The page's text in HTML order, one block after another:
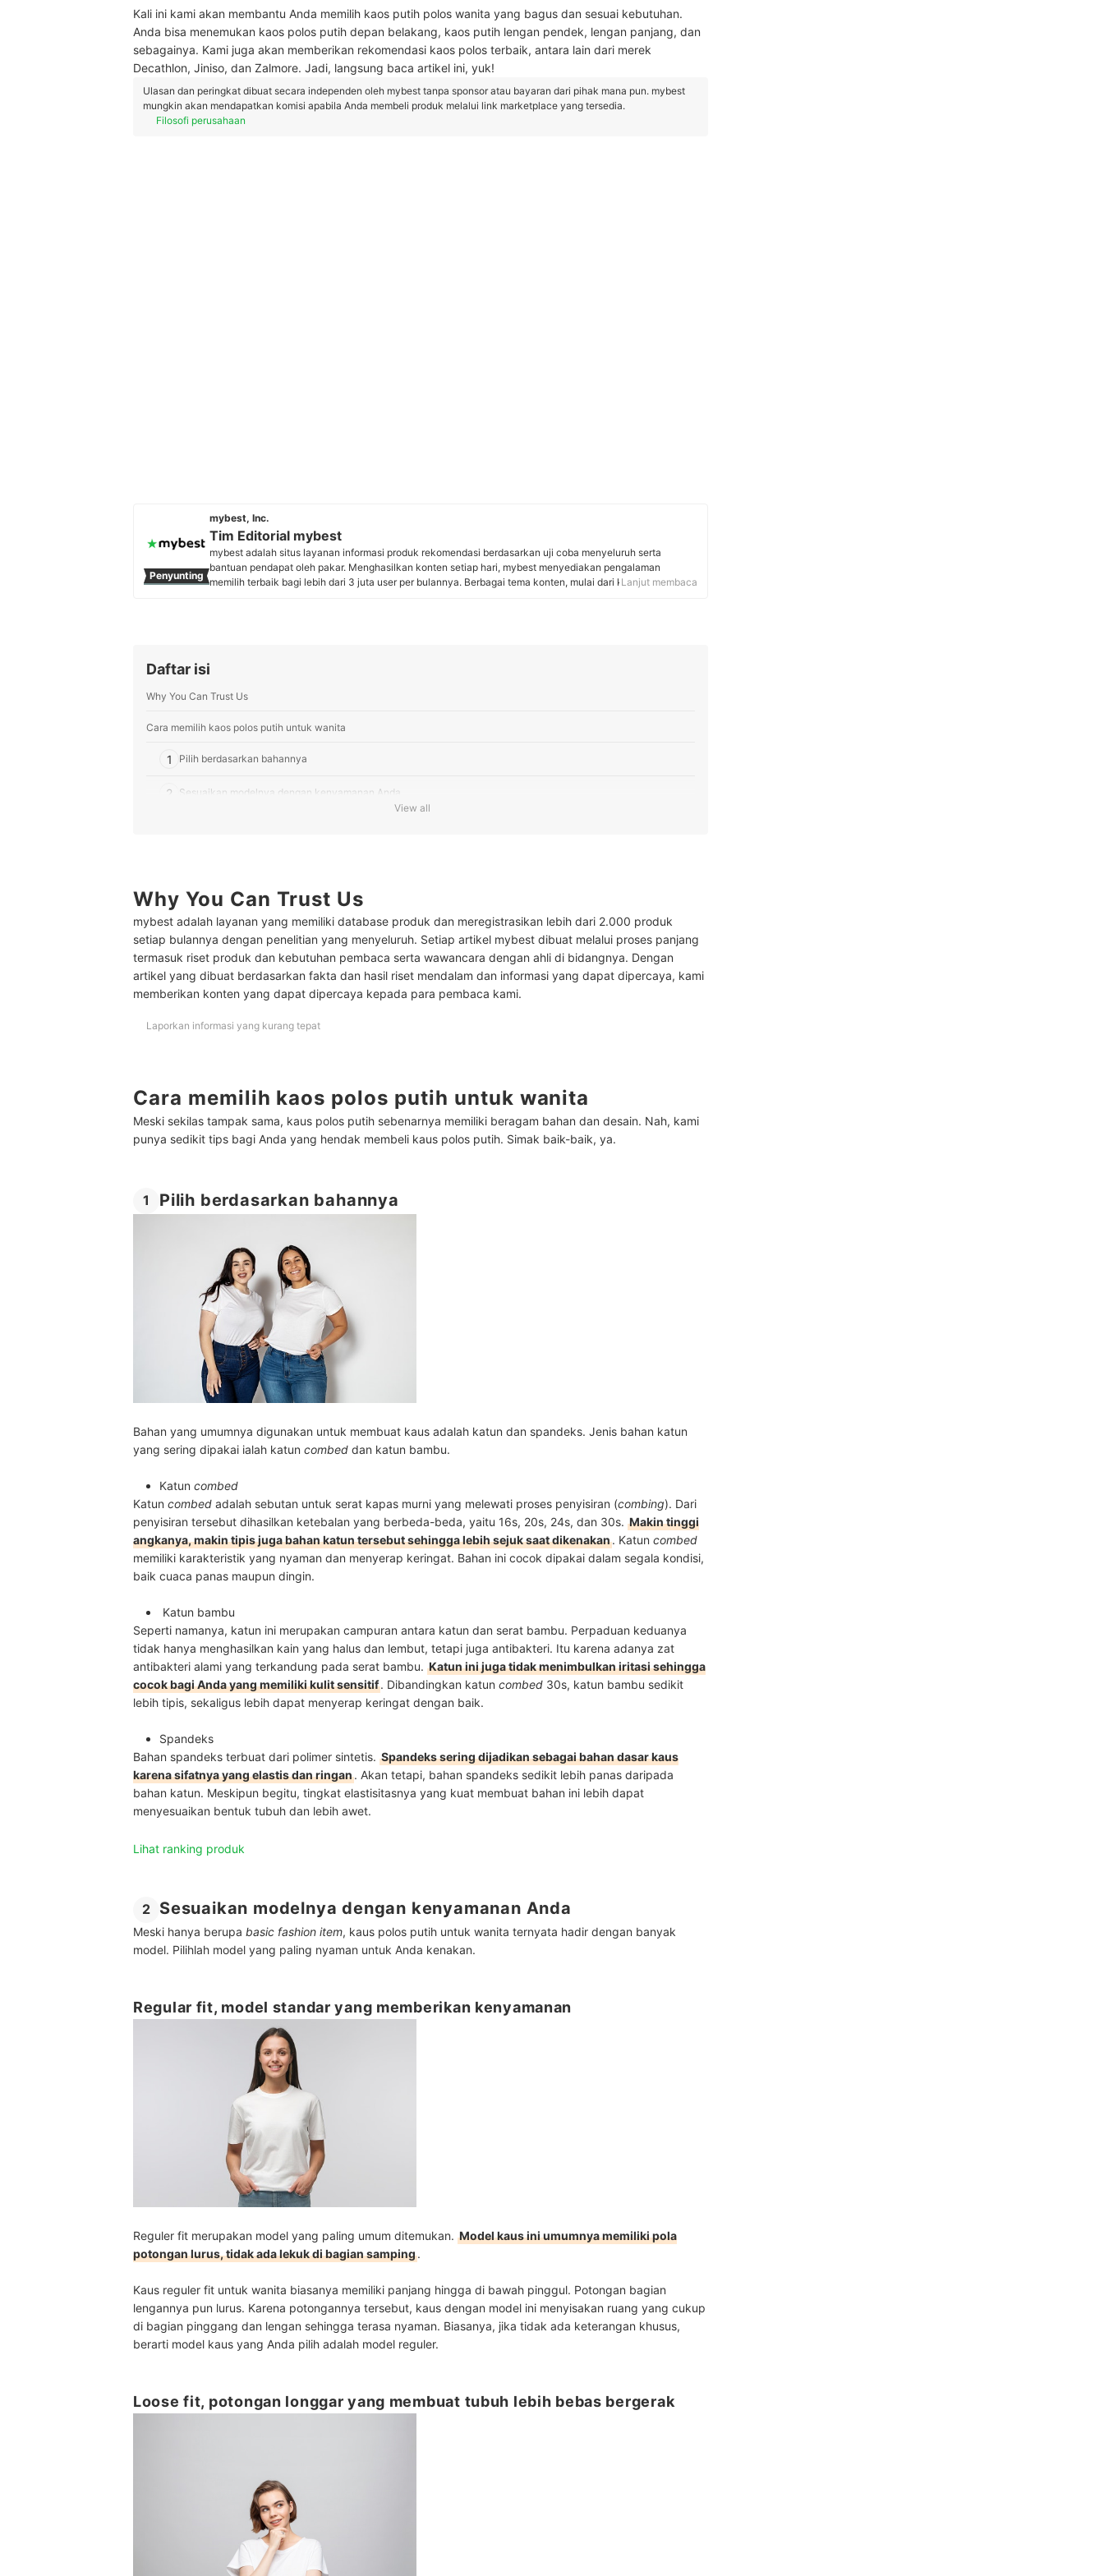
Kali ini kami akan membantu Anda memilih kaos putih polos wanita yang bagus dan sesuai kebutuhan.
Anda bisa menemukan kaos polos putih depan belakang, kaos putih lengan pendek, lengan panjang, dan
sebagainya. Kami juga akan memberikan rekomendasi kaos polos terbaik, antara lain dari merek
Decathlon, Jiniso, dan Zalmore. Jadi, langsung baca artikel ini, yuk!
Ulasan dan peringkat dibuat secara independen oleh mybest tanpa sponsor atau bayaran dari pihak mana pun. mybest
mungkin akan mendapatkan komisi apabila Anda membeli produk melalui link marketplace yang tersedia.
Filosofi perusahaan
Penyunting
mybest, Inc.
Tim Editorial mybest
mybest adalah situs layanan informasi produk rekomendasi berdasarkan uji coba menyeluruh serta
bantuan pendapat oleh pakar. Menghasilkan konten setiap hari, mybest menyediakan pengalaman
memilih terbaik bagi lebih dari 3 juta user per bulannya. Berbagai tema konten, mulai dari kosmetik,
Lanjut membaca
Daftar isi
Why You Can Trust Us
Cara memilih kaos polos putih untuk wanita
1 Pilih berdasarkan bahannya
2 Sesuaikan modelnya dengan kenyamanan Anda
Tips mix and match kaos polos putih
Baca juga rekomendasi berbagai atasan wanita lainnya di sini
View all
Why You Can Trust Us
mybest adalah layanan yang memiliki database produk dan meregistrasikan lebih dari 2.000 produk
setiap bulannya dengan penelitian yang menyeluruh. Setiap artikel mybest dibuat melalui proses panjang
termasuk riset produk dan kebutuhan pembaca serta wawancara dengan ahli di bidangnya. Dengan
artikel yang dibuat berdasarkan fakta dan hasil riset mendalam dan informasi yang dapat dipercaya, kami
memberikan konten yang dapat dipercaya kepada para pembaca kami.
Laporkan informasi yang kurang tepat
Cara memilih kaos polos putih untuk wanita
Meski sekilas tampak sama, kaus polos putih sebenarnya memiliki beragam bahan dan desain. Nah, kami
punya sedikit tips bagi Anda yang hendak membeli kaus polos putih. Simak baik-baik, ya.
1 Pilih berdasarkan bahannya
Bahan yang umumnya digunakan untuk membuat kaus adalah katun dan spandeks. Jenis bahan katun
yang sering dipakai ialah katun combed dan katun bambu.
Katun combed
Katun combed adalah sebutan untuk serat kapas murni yang melewati proses penyisiran (combing). Dari
penyisiran tersebut dihasilkan ketebalan yang berbeda-beda, yaitu 16s, 20s, 24s, dan 30s. Makin tinggi
angkanya, makin tipis juga bahan katun tersebut sehingga lebih sejuk saat dikenakan. Katun combed
memiliki karakteristik yang nyaman dan menyerap keringat. Bahan ini cocok dipakai dalam segala kondisi,
baik cuaca panas maupun dingin.
Katun bambu
Seperti namanya, katun ini merupakan campuran antara katun dan serat bambu. Perpaduan keduanya
tidak hanya menghasilkan kain yang halus dan lembut, tetapi juga antibakteri. Itu karena adanya zat
antibakteri alami yang terkandung pada serat bambu. Katun ini juga tidak menimbulkan iritasi sehingga
cocok bagi Anda yang memiliki kulit sensitif. Dibandingkan katun combed 30s, katun bambu sedikit
lebih tipis, sekaligus lebih dapat menyerap keringat dengan baik.
Spandeks
Bahan spandeks terbuat dari polimer sintetis. Spandeks sering dijadikan sebagai bahan dasar kaus
karena sifatnya yang elastis dan ringan. Akan tetapi, bahan spandeks sedikit lebih panas daripada
bahan katun. Meskipun begitu, tingkat elastisitasnya yang kuat membuat bahan ini lebih dapat
menyesuaikan bentuk tubuh dan lebih awet.
Lihat ranking produk
2 Sesuaikan modelnya dengan kenyamanan Anda
Meski hanya berupa basic fashion item, kaus polos putih untuk wanita ternyata hadir dengan banyak
model. Pilihlah model yang paling nyaman untuk Anda kenakan.
Regular fit, model standar yang memberikan kenyamanan
Reguler fit merupakan model yang paling umum ditemukan. Model kaus ini umumnya memiliki pola
potongan lurus, tidak ada lekuk di bagian samping.
Kaus reguler fit untuk wanita biasanya memiliki panjang hingga di bawah pinggul. Potongan bagian
lengannya pun lurus. Karena potongannya tersebut, kaus dengan model ini menyisakan ruang yang cukup
di bagian pinggang dan lengan sehingga terasa nyaman. Biasanya, jika tidak ada keterangan khusus,
berarti model kaus yang Anda pilih adalah model reguler.
Loose fit, potongan longgar yang membuat tubuh lebih bebas bergerak